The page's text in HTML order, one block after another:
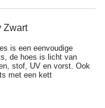
Zwart
is een eenvoudige
de hoes is licht van
stof, UV en vorst. Ook
met een kett